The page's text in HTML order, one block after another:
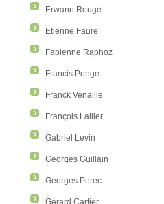
Erwann Rougé
Etienne Faure
Fabienne Raphoz
Francis Ponge
Franck Venaille
François Lallier
Gabriel Levin
Georges Guillain
Georges Perec
Gérard Cartier